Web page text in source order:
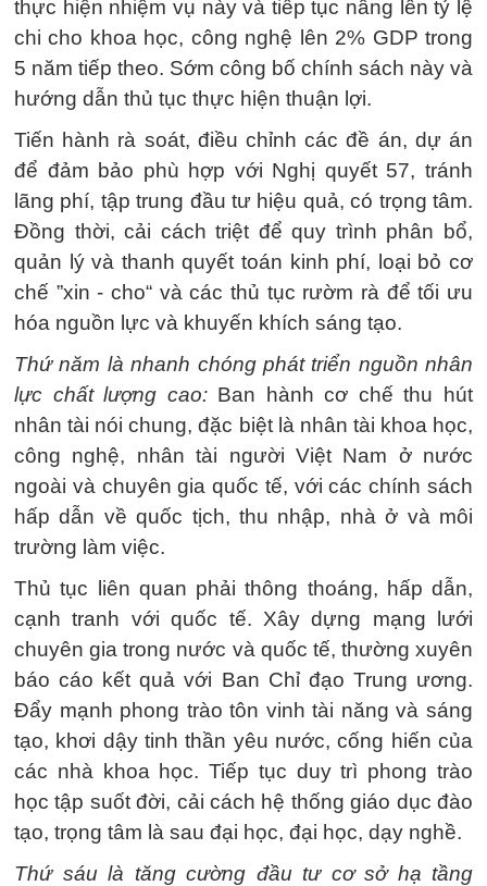
thực hiện nhiệm vụ này và tiếp tục nâng lên tỷ lệ
chi cho khoa học, công nghệ lên 2% GDP trong
5 năm tiếp theo. Sớm công bố chính sách này và
hướng dẫn thủ tục thực hiện thuận lợi.
Tiến hành rà soát, điều chỉnh các đề án, dự án
để đảm bảo phù hợp với Nghị quyết 57, tránh
lãng phí, tập trung đầu tư hiệu quả, có trọng tâm.
Đồng thời, cải cách triệt để quy trình phân bổ,
quản lý và thanh quyết toán kinh phí, loại bỏ cơ
chế ”xin - cho“ và các thủ tục rườm rà để tối ưu
hóa nguồn lực và khuyến khích sáng tạo.
Thứ năm là nhanh chóng phát triển nguồn nhân
lực chất lượng cao:Ban hành cơ chế thu hút
nhân tài nói chung, đặc biệt là nhân tài khoa học,
công nghệ, nhân tài người Việt Nam ở nước
ngoài và chuyên gia quốc tế, với các chính sách
hấp dẫn về quốc tịch, thu nhập, nhà ở và môi
trường làm việc.
Thủ tục liên quan phải thông thoáng, hấp dẫn,
cạnh tranh với quốc tế. Xây dựng mạng lưới
chuyên gia trong nước và quốc tế, thường xuyên
báo cáo kết quả với Ban Chỉ đạo Trung ương.
Đẩy mạnh phong trào tôn vinh tài năng và sáng
tạo, khơi dậy tinh thần yêu nước, cống hiến của
các nhà khoa học. Tiếp tục duy trì phong trào
học tập suốt đời, cải cách hệ thống giáo dục đào
tạo, trọng tâm là sau đại học, đại học, dạy nghề.
Thứ sáu là tăng cường đầu tư cơ sở hạ tầng